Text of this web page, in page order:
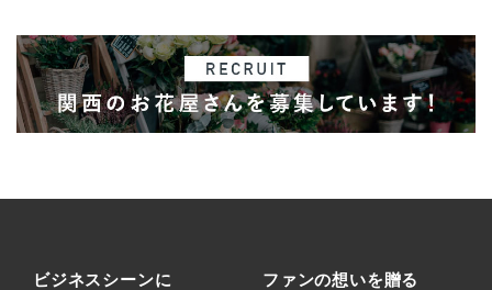
ビジネスシーンに
ファンの想いを贈る